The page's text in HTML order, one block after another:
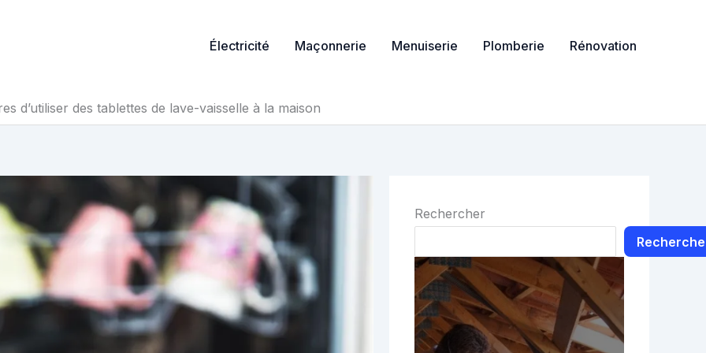
Électricité Maçonnerie Menuiserie Plomberie Rénovation
d’utiliser des tablettes de lave-vaisselle à la maison
Rechercher